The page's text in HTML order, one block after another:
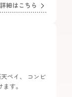
詳細はこちら
ペイ、 コンビ
す。